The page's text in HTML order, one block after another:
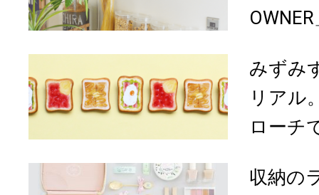
みずみ
リアル
ローチ
収納の